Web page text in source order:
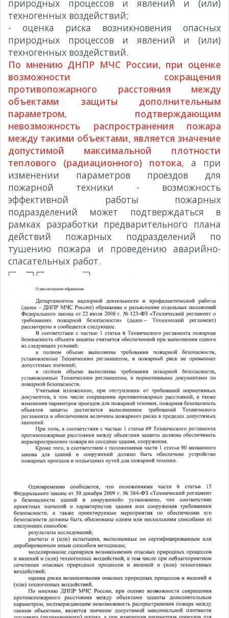
природных процессов и явлений и (или)
техногенных воздействий;
- оценка риска возникновения опасных
природных процессов и явлений и (или)
техногенных воздействий.
По мнению ДНПР МЧС России, при оценке
возможности сокращения
противопожарного расстояния между
объектами защиты дополнительным
параметром, подтверждающим
невозможность распространения пожара
между такими объектами, является значение
допустимой максимальной плотности
теплового (радиационного) потока, а при
изменении параметров проездов для
пожарной техники - возможность
эффективной работы пожарных
подразделений может подтверждаться в
рамках разработки предварительного плана
действий пожарных подразделений по
тушению пожара и проведению аварийно-
спасательных работ.